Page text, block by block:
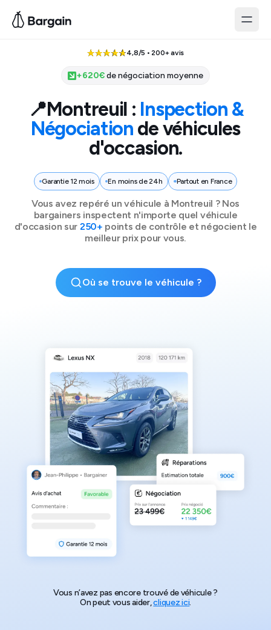
4,8/5 • 200+ avis
+620€de négociation moyenne
📍Montreuil : Inspection &
Négociation de véhicules
d'occasion.
Garantie 12 mois En moins de 24h Partout en France
Vous avez repéré un véhicule à Montreuil ? Nos
bargainers inspectent n'importe quel véhicule
d'occasion sur 250+ points de contrôle et négocient le
meilleur prix pour vous.
Où se trouve le véhicule ?
Vous n’avez pas encore trouvé de véhicule ?
On peut vous aider,cliquez ici.